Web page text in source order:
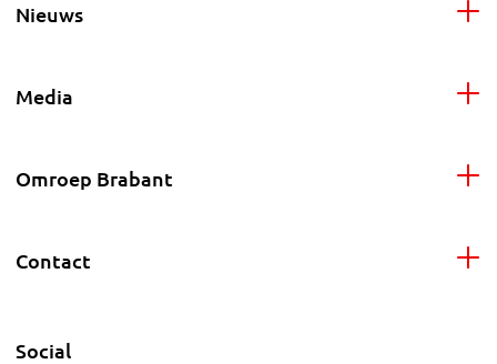
Nieuws
Media
Omroep Brabant
Contact
Social